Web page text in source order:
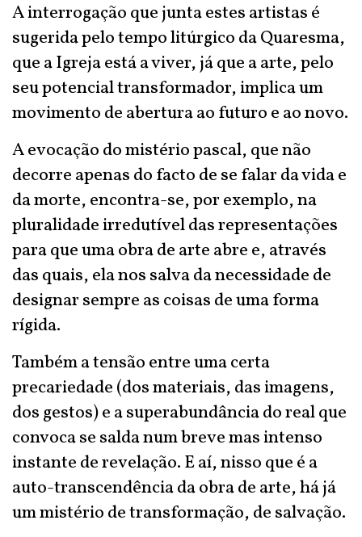
A interrogação que junta estes artistas é
sugerida pelo tempo litúrgico da Quaresma,
que a Igreja está a viver, já que a arte, pelo
seu potencial transformador, implica um
movimento de abertura ao futuro e ao novo.
A evocação do mistério pascal, que não
decorre apenas do facto de se falar da vida e
da morte, encontra-se, por exemplo, na
pluralidade irredutível das representações
para que uma obra de arte abre e, através
das quais, ela nos salva da necessidade de
designar sempre as coisas de uma forma
rígida.
Também a tensão entre uma certa
precariedade (dos materiais, das imagens,
dos gestos) e a superabundância do real que
convoca se salda num breve mas intenso
instante de revelação. E aí, nisso que é a
auto-transcendência da obra de arte, há já
um mistério de transformação, de salvação.